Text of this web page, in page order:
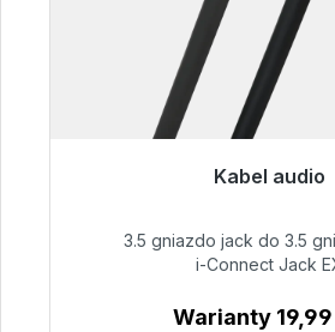
Kabel audio
Gotowy do natychmiastowej
51,99 €
3.5 gniazdo jack do 3.5
i-Connect Jack
Warianty